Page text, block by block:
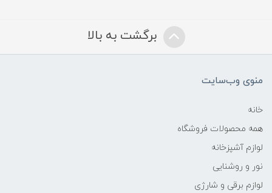
برگشت به بالا
منوی وب‌سایت
خانه
همه محصولات فروشگاه
لوازم آشپزخانه
نور و روشنایی
لوازم برقی و شارژی